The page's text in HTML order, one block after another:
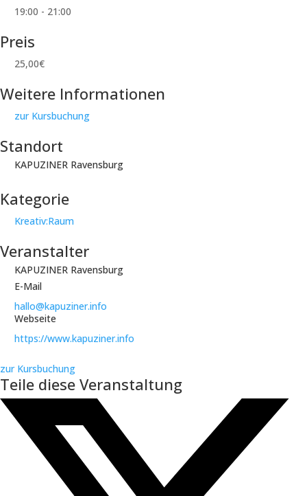
19:00 - 21:00
Preis
25,00€
Weitere Informationen
zur Kursbuchung
Standort
KAPUZINER Ravensburg
Kategorie
Kreativ:Raum
Veranstalter
KAPUZINER Ravensburg
E-Mail
hallo@kapuziner.info
Webseite
https://www.kapuziner.info
zur Kursbuchung
Teile diese Veranstaltung